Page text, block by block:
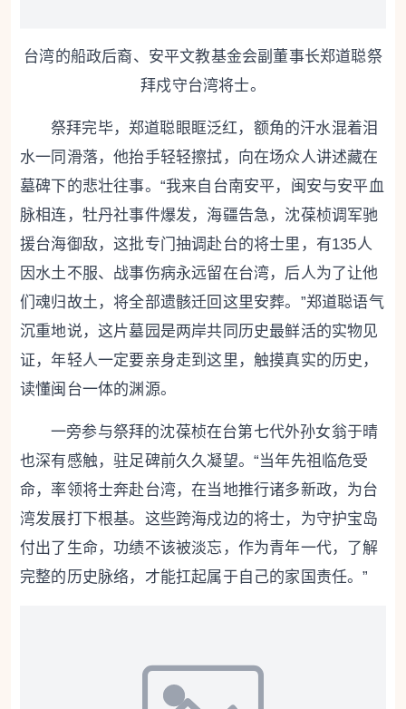
台湾的船政后裔、安平文教基金会副董事长郑道聪祭
拜戍守台湾将士。
祭拜完毕，郑道聪眼眶泛红，额角的汗水混着泪
水一同滑落，他抬手轻轻擦拭，向在场众人讲述藏在
墓碑下的悲壮往事。“我来自台南安平，闽安与安平血
脉相连，牡丹社事件爆发，海疆告急，沈葆桢调军驰
援台海御敌，这批专门抽调赴台的将士里，有135人
因水土不服、战事伤病永远留在台湾，后人为了让他
们魂归故土，将全部遗骸迁回这里安葬。”郑道聪语气
沉重地说，这片墓园是两岸共同历史最鲜活的实物见
证，年轻人一定要亲身走到这里，触摸真实的历史，
读懂闽台一体的渊源。
一旁参与祭拜的沈葆桢在台第七代外孙女翁于晴
也深有感触，驻足碑前久久凝望。“当年先祖临危受
命，率领将士奔赴台湾，在当地推行诸多新政，为台
湾发展打下根基。这些跨海戍边的将士，为守护宝岛
付出了生命，功绩不该被淡忘，作为青年一代，了解
完整的历史脉络，才能扛起属于自己的家国责任。”